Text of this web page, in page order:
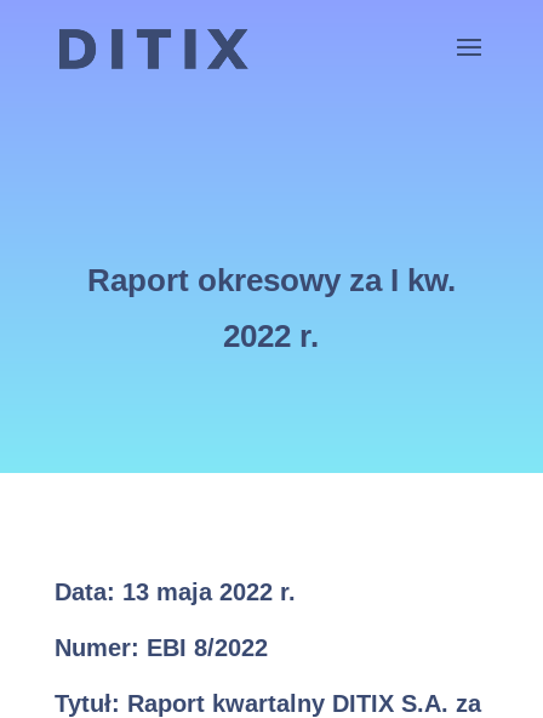
Raport okresowy za I kw.
2022 r.
Data: 13 maja 2022 r.
Numer: EBI 8/2022
Tytuł: Raport kwartalny DITIX S.A. za